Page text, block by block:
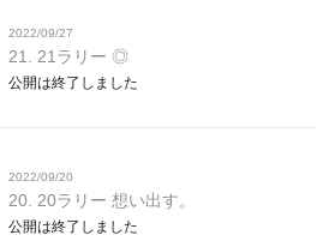
2022/09/27
21. 21ラリー ◎
公開は終了しました
2022/09/20
20. 20ラリー 想い出す。
公開は終了しました